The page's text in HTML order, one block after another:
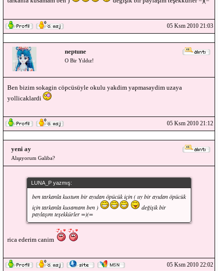
05 Ksm 2010 21:03
neptune
O Bir Yıldız!
Ben bizim sokagin cöpcüsüyle okulu yakdim yapmasaydim uzaya
yollicaklardi
05 Ksm 2010 21:12
yeni ay
Alışıyorum Galiba?
LUNA_P yazmış:
ben tarkanla kustum bir ayıdan öpücük için ( ııy bir ayıdan öpücük
için tarkanla kusamam ben )
değişik bir
paylaşım teşekkürler =)(=
rica ederim canim
05 Ksm 2010 22:02